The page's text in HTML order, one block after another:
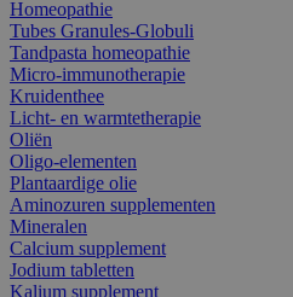
Homeopathie
Tubes Granules-Globuli
Tandpasta homeopathie
Micro-immunotherapie
Kruidenthee
Licht- en warmtetherapie
Oliën
Oligo-elementen
Plantaardige olie
Aminozuren supplementen
Mineralen
Calcium supplement
Jodium tabletten
Kalium supplement